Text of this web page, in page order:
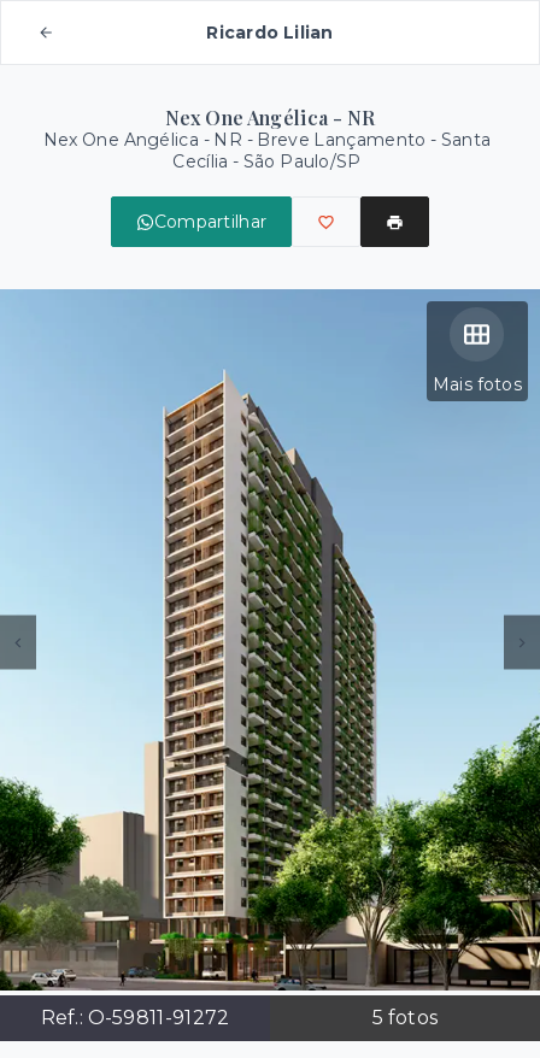
Ricardo Lilian
Nex One Angélica - NR
Nex One Angélica - NR - Breve Lançamento - Santa
Cecília - São Paulo/SP
Compartilhar
Mais fotos
Ref.: O-59811-91272 5 fotos